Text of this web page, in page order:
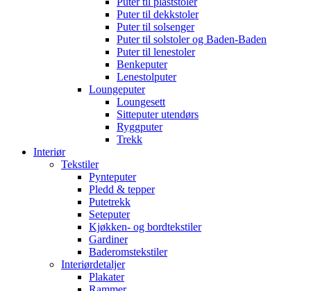
Puter til dekkstoler
Puter til solsenger
Puter til solstoler og Baden-Baden
Puter til lenestoler
Benkeputer
Lenestolputer
Loungeputer
Loungesett
Sitteputer utendørs
Ryggputer
Trekk
Interiør
Tekstiler
Pynteputer
Pledd & tepper
Putetrekk
Seteputer
Kjøkken- og bordtekstiler
Gardiner
Baderomstekstiler
Interiørdetaljer
Plakater